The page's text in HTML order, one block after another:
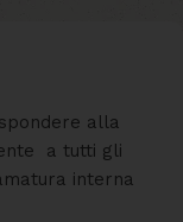
alla
a tutti gli
interna